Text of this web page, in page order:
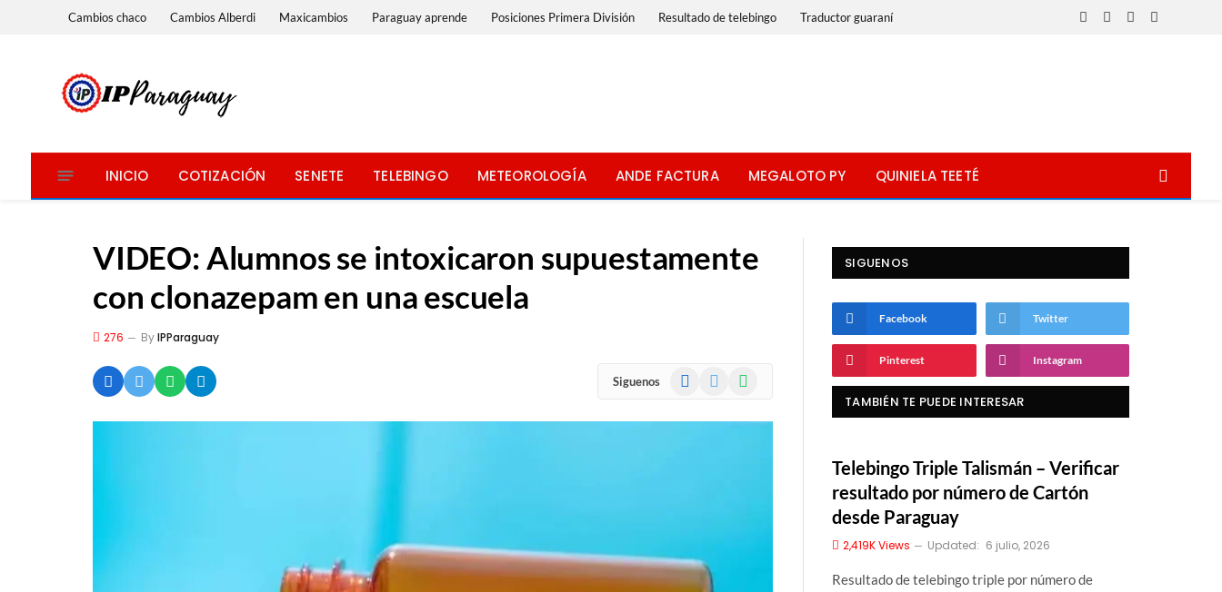
Cambios chaco Cambios Alberdi Maxicambios Paraguay aprende Posiciones Primera División Resultado de telebingo Traductor guaraní
Facebook
X
InstagramWhatsApp
INICIO COTIZACIÓN SENETE TELEBINGO METEOROLOGÍA ANDE FACTURA MEGALOTO PY QUINIELA TEETÉ
VIDEO: Alumnos se intoxicaron supuestamente
con clonazepam en una escuela
276 ByIPParaguay
Siguenos Facebook WhatsApp
SIGUENOS
Facebook Twitter
Pinterest Instagram
TAMBIÉN TE PUEDE INTERESAR
Telebingo Triple Talismán – Verificar
resultado por número de Cartón
desde Paraguay
2,419KViews Updated: 6 julio, 2026
Resultado de telebingo triple por número de